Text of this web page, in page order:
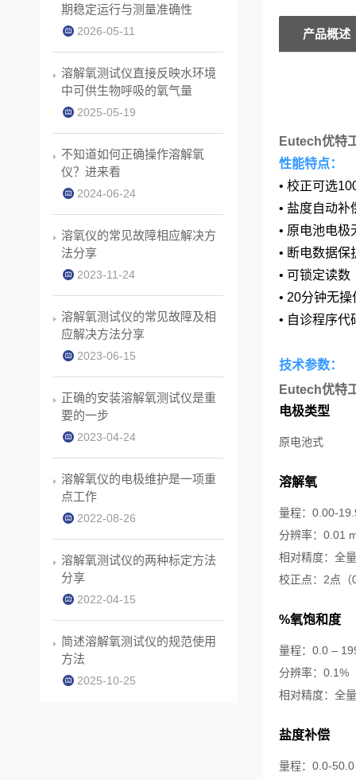
产品概述
Eutech优特
性能特点：
• 校正可选
• 盐度自动
• 原电池电极
• 断电数据保
• 可锁定读数
• 20分钟无
• 自诊程序代
技术参数：
Eutech优特
电极类型
原电池式
溶解氧
量程：0.00-
分辨率：0.01
相对精度：全
校正点：2点（
%氧饱和度
量程：0.0 –
分辨率：0.1%
相对精度：全
盐度补偿
量程：0.0-
期稳定运行与测量准确性
2026-05-11
溶解氧测试仪直接反映水环境
中可供生物呼吸的氧气量
2025-05-19
不知道如何正确操作溶解氧
仪？进来看
2024-06-24
溶氧仪的常见故障相应解决方
法分享
2023-11-24
溶解氧测试仪的常见故障及相
应解决方法分享
2023-06-15
正确的安装溶解氧测试仪是重
要的一步
2023-04-24
溶解氧仪的电极维护是一项重
点工作
2022-08-26
溶解氧测试仪的两种标定方法
分享
2022-04-15
简述溶解氧测试仪的规范使用
方法
2025-10-25